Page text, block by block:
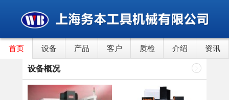
首页 设备 产品 客户 质检 介绍 资讯
设备概况